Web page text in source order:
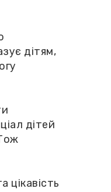
дітям,
дітей